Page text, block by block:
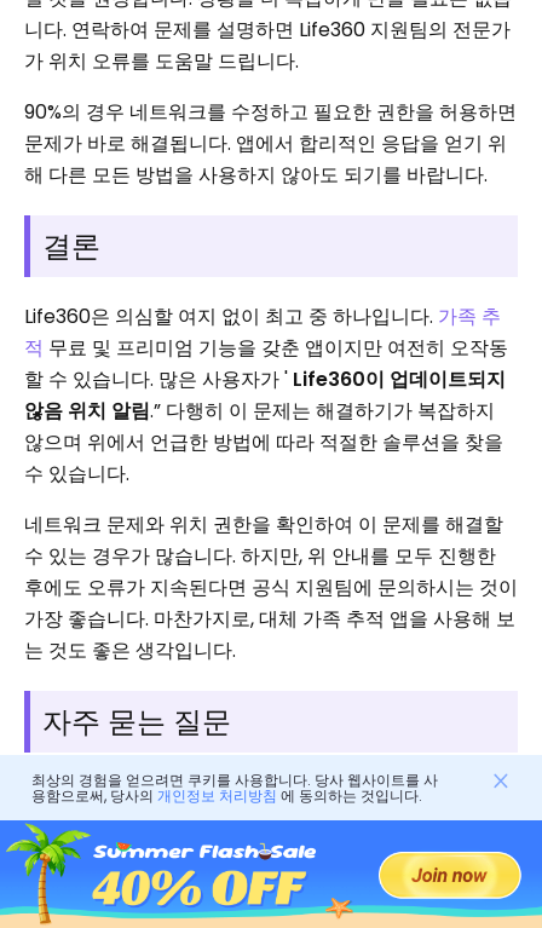
니다. 연락하여 문제를 설명하면 Life360 지원팀의 전문가
가 위치 오류를 도움말 드립니다.
90%의 경우 네트워크를 수정하고 필요한 권한을 허용하면
문제가 바로 해결됩니다. 앱에서 합리적인 응답을 얻기 위
해 다른 모든 방법을 사용하지 않아도 되기를 바랍니다.
결론
Life360은 의심할 여지 없이 최고 중 하나입니다. 가족 추
적 무료 및 프리미엄 기능을 갖춘 앱이지만 여전히 오작동
할 수 있습니다. 많은 사용자가 ' Life360이 업데이트되지
않음 위치 알림.” 다행히 이 문제는 해결하기가 복잡하지
않으며 위에서 언급한 방법에 따라 적절한 솔루션을 찾을
수 있습니다.
네트워크 문제와 위치 권한을 확인하여 이 문제를 해결할
수 있는 경우가 많습니다. 하지만, 위 안내를 모두 진행한
후에도 오류가 지속된다면 공식 지원팀에 문의하시는 것이
가장 좋습니다. 마찬가지로, 대체 가족 추적 앱을 사용해 보
는 것도 좋은 생각입니다.
자주 묻는 질문
휴대폰을 사용하지 않을 때도 Life360이
업데이트 위치 ?
예, 백그라운드 앱 새로 고침이 활성화되어 있고 네트워
최상의 경험을 얻으려면 쿠키를 사용합니다. 당사 웹사이트를 사
용함으로써, 당사의 개인정보 처리방침 에 동의하는 것입니다.